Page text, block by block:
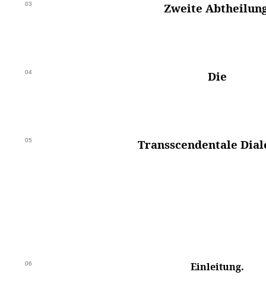
03 Zweite
04 Die
05 Transscendentale
06 Einleitung.